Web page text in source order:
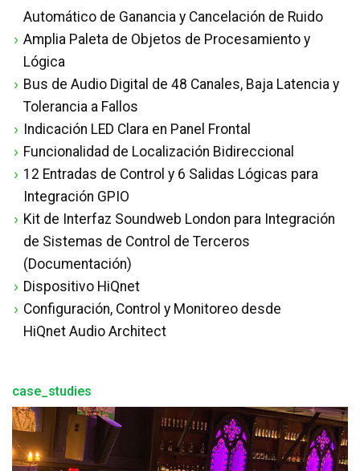
Automático de Ganancia y Cancelación de Ruido
Amplia Paleta de Objetos de Procesamiento y
Lógica
Bus de Audio Digital de 48 Canales, Baja Latencia y
Tolerancia a Fallos
Indicación LED Clara en Panel Frontal
Funcionalidad de Localización Bidireccional
12 Entradas de Control y 6 Salidas Lógicas para
Integración GPIO
Kit de Interfaz Soundweb London para Integración
de Sistemas de Control de Terceros
(Documentación)
Dispositivo HiQnet
Configuración, Control y Monitoreo desde
HiQnet Audio Architect
case_studies